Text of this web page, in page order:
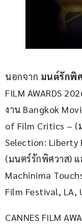
นอกจาก มนต์รักพิ
FILM AWARDS
งาน Bangkok
of Film Critics –
Selection: Liberty
(มนตร์รักพิศวาส)
Machinima
Film Festival, LA,
CANNES FILM